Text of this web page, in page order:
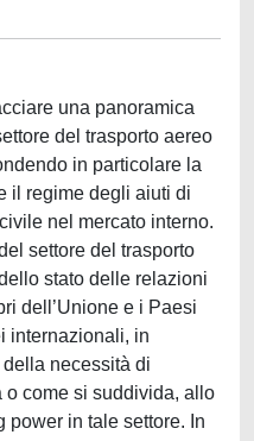
una panoramica
del trasporto aereo
in particolare la
il regime degli aiuti di
nel mercato interno.
settore del trasporto
stato delle relazioni
dell’Unione e i Paesi
internazionali, in
necessità di
o come si suddivida, allo
power in tale settore. In